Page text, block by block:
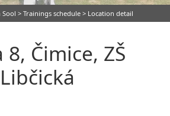
Sool > Trainings schedule > Location detail
8, Čimice, ZŠ
Libčická